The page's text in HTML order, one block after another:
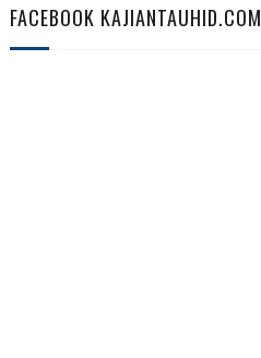
FACEBOOK KAJIANTAUHID.COM